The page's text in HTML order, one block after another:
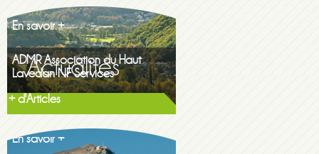
ADMR Association du Haut
Lavedan NF Services
En savoir +
+ d'Articles
Gazette printemps 2026
Gazette printemps...
En savoir +